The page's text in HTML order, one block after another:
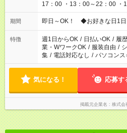
17：00 ・13：00～22：00 ・16：00～
仕事により勤務時間が異なり
期間 即日～OK！ ◆お好きな日1
特徴 週1日からOK / 日払いOK / 履
業・WワークOK / 服装自由 /
集 / 電話対応なし / パソコンス
気になる！ 応募す
掲載元企業名 株式会